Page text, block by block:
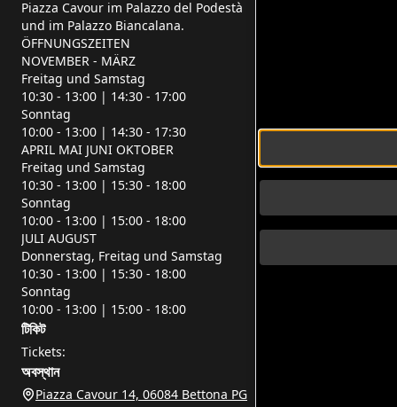
Piazza Cavour im Palazzo del Podestà
und im Palazzo Biancalana.
ÖFFNUNGSZEITEN
NOVEMBER - MÄRZ
Freitag und Samstag
10:30 - 13:00 | 14:30 - 17:00
Sonntag
10:00 - 13:00 | 14:30 - 17:30
APRIL MAI JUNI OKTOBER
Freitag und Samstag
10:30 - 13:00 | 15:30 - 18:00
Sonntag
10:00 - 13:00 | 15:00 - 18:00
JULI AUGUST
Donnerstag, Freitag und Samstag
10:30 - 13:00 | 15:30 - 18:00
Sonntag
10:00 - 13:00 | 15:00 - 18:00
টিকিট
Tickets:
অবস্থান
Piazza Cavour 14, 06084 Bettona PG